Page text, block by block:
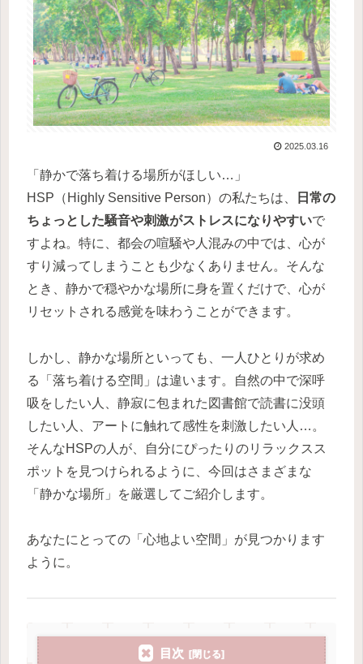
2025.03.16
「静かで落ち着ける場所がほしい…」
HSP（Highly Sensitive Person）の私たちは、
日常の
ちょっとした騒音や刺激がストレスになりやすいで
すよね。特に、都会の喧騒や人混みの中では、心が
すり減ってしまうことも少なくありません。そんな
とき、静かで穏やかな場所に身を置くだけで、心が
リセットされる感覚を味わうことができます。
しかし、静かな場所といっても、一人ひとりが求め
る「落ち着ける空間」は違います。自然の中で深呼
吸をしたい人、静寂に包まれた図書館で読書に没頭
したい人、アートに触れて感性を刺激したい人…。
そんなHSPの人が、自分にぴったりのリラックスス
ポットを見つけられるように、今回はさまざまな
「静かな場所」を厳選してご紹介します。
あなたにとっての「心地よい空間」が見つかります
ように。
目次